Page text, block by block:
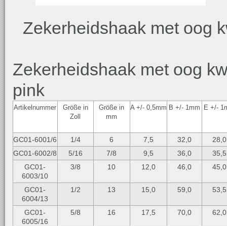
Zekerheidshaak met oog
Zekerheidshaak met oog
pink
Artikelnummer
Größe in
Zoll
Größe in
mm
A +/- 0,5mm B +/- 1mm E +/-
GC01-6001/6 1/4 6 7,5 32,0
28,0
GC01-6002/8
5/16 7/8 9,5 36,0
35,5
GC01-
6003/10
3/8 10 12,0 46,0 45,0
GC01-
6004/13
1/2 13 15,0 59,0 53,5
GC01-
6005/16
5/8 16 17,5 70,0 62,0